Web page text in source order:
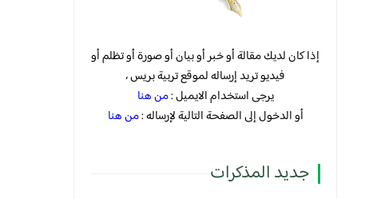
إذا كان لديك مقالة أو خبر أو بيان أو صورة أو تظلم أو
فيديو تريد إرساله لموقع تربية بريس ،
يرجى استخدام الايميل :من هنا
أو الدخول إلى الصفحة التالية لإرساله :من هنا
جديد المذكرات